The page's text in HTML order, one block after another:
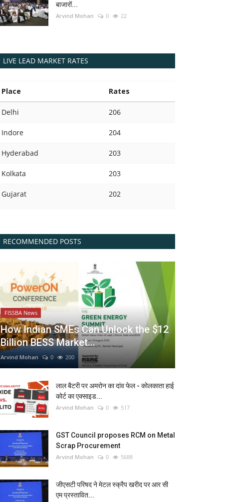
बाजारों...
Arvind Mohan 0 22
LIVE LEAD MARKET RATES
Place Rates
Delhi 206
Indore 204
Hyderabad 203
Kolkata 203
Gujarat 202
RECOMMENDED POSTS
FISSBA News
How Indian SMEs Can Unlock the $12
Billion BESS Market...
Arvind Mohan 0 200
लाल बैटरी पर अमरोन का दांव फेल - कोलकाता हाई
कोर्ट का एक्साइड...
Arvind Mohan 0 517
GST Council proposes RCM on Metal
Scrap Procurement
Arvind Mohan 0 5688
जीएसटी परिषद ने मेटल स्क्रैप खरीद पर आर सी
एम प्रस्तावित...